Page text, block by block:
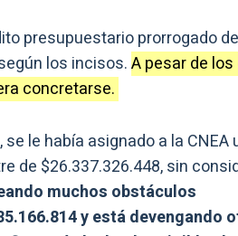
presupuestario prorrogado
los incisos.A pesar de
concretarse.
le había asignado a la CNEA
de $26.337.326.448, sin
muchos obstáculos
y está devengando